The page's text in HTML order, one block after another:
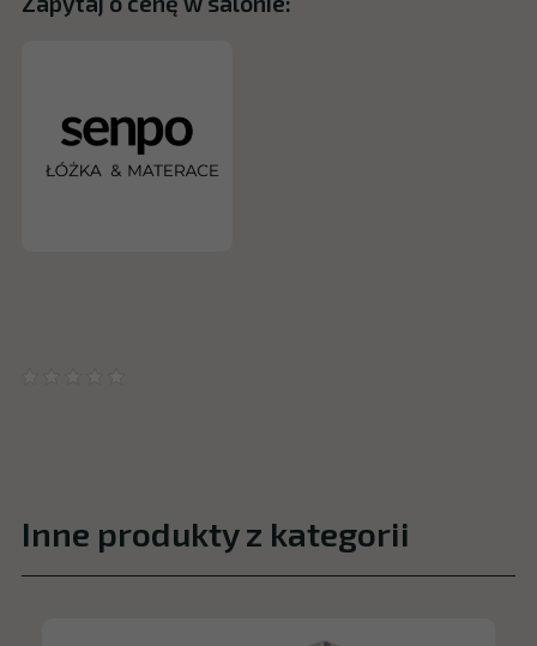
Inne produkty z kategorii